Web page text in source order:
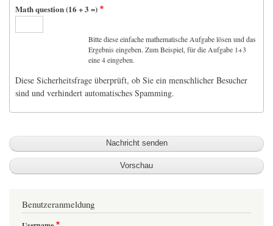
Math question (16 + 3 =)
Bitte diese einfache mathematische Aufgabe lösen und das
Ergebnis eingeben. Zum Beispiel, für die Aufgabe 1+3
eine 4 eingeben.
Diese Sicherheitsfrage überprüft, ob Sie ein menschlicher Besucher
sind und verhindert automatisches Spamming.
Benutzeranmeldung